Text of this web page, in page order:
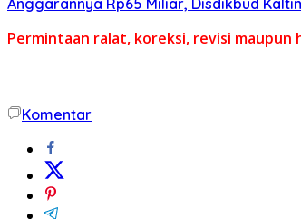
Permintaan ralat, koreksi, revisi maupun
Komentar